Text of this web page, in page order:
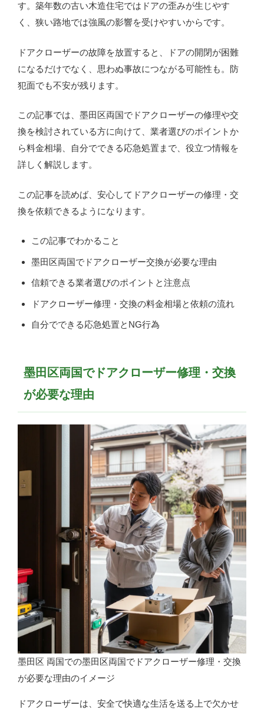
す。築年数の古い木造住宅ではドアの歪みが生じやす
く、狭い路地では強風の影響を受けやすいからです。
ドアクローザーの故障を放置すると、ドアの開閉が困難
になるだけでなく、思わぬ事故につながる可能性も。防
犯面でも不安が残ります。
この記事では、墨田区両国でドアクローザーの修理や交
換を検討されている方に向けて、業者選びのポイントか
ら料金相場、自分でできる応急処置まで、役立つ情報を
詳しく解説します。
この記事を読めば、安心してドアクローザーの修理・交
換を依頼できるようになります。
この記事でわかること
墨田区両国でドアクローザー交換が必要な理由
信頼できる業者選びのポイントと注意点
ドアクローザー修理・交換の料金相場と依頼の流れ
自分でできる応急処置とNG行為
墨田区両国でドアクローザー修理・交換
が必要な理由
墨田区 両国での墨田区両国でドアクローザー修理・交換
が必要な理由のイメージ
ドアクローザーは、安全で快適な生活を送る上で欠かせ